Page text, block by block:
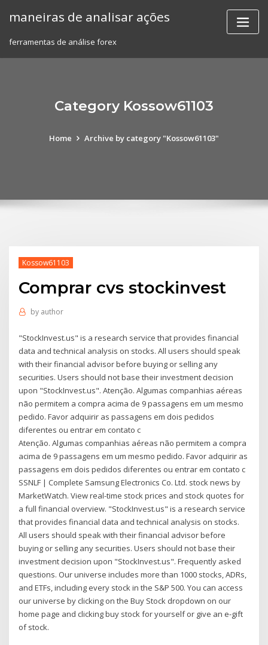
maneiras de analisar ações
ferramentas de análise forex
Category Kossow61103
Home Archive by category "Kossow61103"
Kossow61103
Comprar cvs stockinvest
by author
"StockInvest.us" is a research service that provides financial
data and technical analysis on stocks. All users should speak
with their financial advisor before buying or selling any
securities. Users should not base their investment decision
upon "StockInvest.us". Atenção. Algumas companhias aéreas
não permitem a compra acima de 9 passagens em um mesmo
pedido. Favor adquirir as passagens em dois pedidos
diferentes ou entrar em contato c
Atenção. Algumas companhias aéreas não permitem a compra
acima de 9 passagens em um mesmo pedido. Favor adquirir as
passagens em dois pedidos diferentes ou entrar em contato c
SSNLF | Complete Samsung Electronics Co. Ltd. stock news by
MarketWatch. View real-time stock prices and stock quotes for
a full financial overview. "StockInvest.us" is a research service
that provides financial data and technical analysis on stocks.
All users should speak with their financial advisor before
buying or selling any securities. Users should not base their
investment decision upon "StockInvest.us". Frequently asked
questions. Our universe includes more than 1000 stocks, ADRs,
and ETFs, including every stock in the S&P 500. You can access
our universe by clicking on the Buy Stock dropdown on our
home page and clicking buy stock for yourself or give an e-gift
of stock.